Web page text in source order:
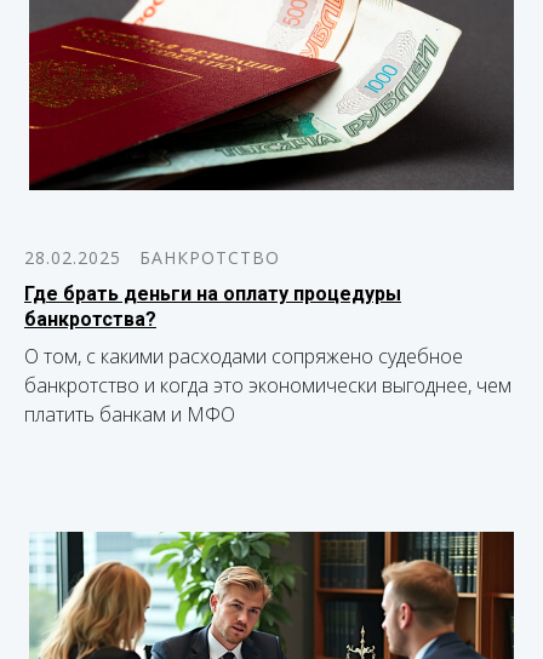
28.02.2025
БАНКРОТСТВО
Где брать деньги на оплату процедуры
банкротства?
О том, с какими расходами сопряжено судебное
банкротство и когда это экономически выгоднее, чем
платить банкам и МФО